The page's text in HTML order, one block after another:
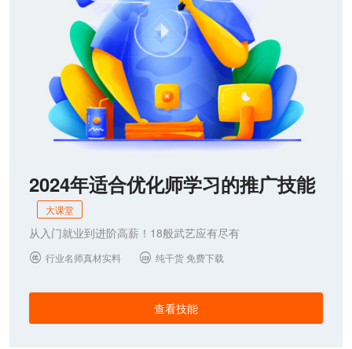
2024年适合优化师学习的推广技能
大课堂
从入门就业到进阶高薪！18般武艺应有尽有
 行业名师真材实料  纯干货 免费下载
查看技能